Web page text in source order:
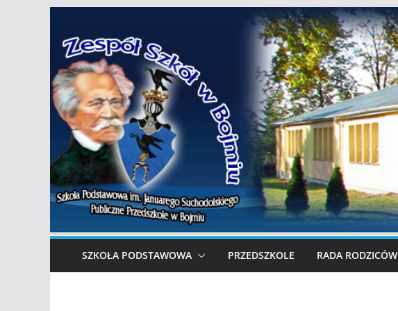
treści
SZKOŁA PODSTAWOWA PRZEDSZKOLE RADA RODZICÓW